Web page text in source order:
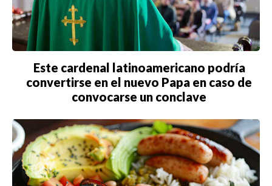
ROMA
TORONTO
VANCOUVER
©2026 QPASA MEDIA, Inc. All rights reserved.
Este cardenal latinoamericano podría
convertirse en el nuevo Papa en caso de
convocarse un conclave